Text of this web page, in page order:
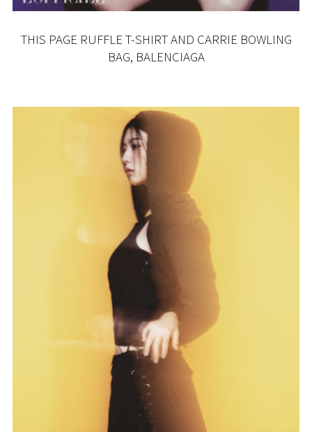
THIS PAGE RUFFLE T-SHIRT AND CARRIE BOWLING
BAG, BALENCIAGA